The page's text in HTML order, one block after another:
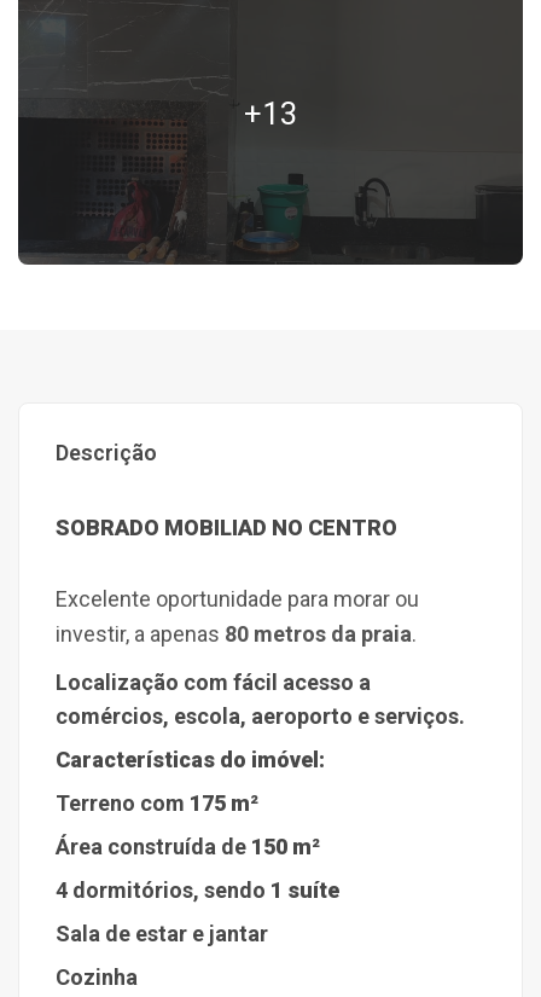
+13
Descrição
SOBRADO MOBILIAD NO CENTRO
Excelente oportunidade para morar ou
investir, a apenas 80 metros da praia.
Localização com fácil acesso a
comércios, escola, aeroporto e serviços.
Características do imóvel:
Terreno com 175 m²
Área construída de 150 m²
4 dormitórios, sendo 1 suíte
Sala de estar e jantar
Cozinha